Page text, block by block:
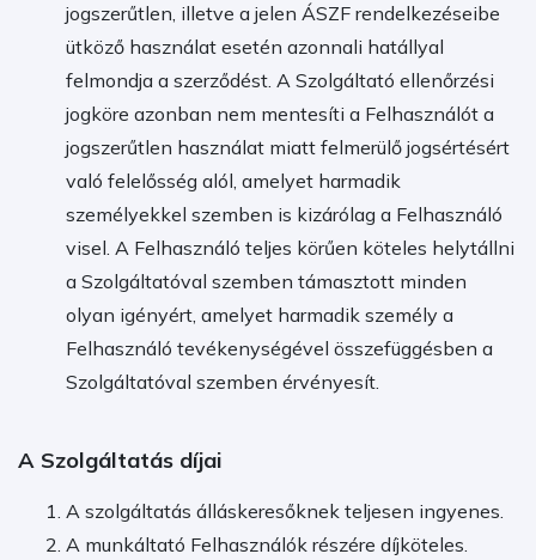
jogszerűtlen, illetve a jelen ÁSZF rendelkezéseibe
ütköző használat esetén azonnali hatállyal
felmondja a szerződést. A Szolgáltató ellenőrzési
jogköre azonban nem mentesíti a Felhasználót a
jogszerűtlen használat miatt felmerülő jogsértésért
való felelősség alól, amelyet harmadik
személyekkel szemben is kizárólag a Felhasználó
visel. A Felhasználó teljes körűen köteles helytállni
a Szolgáltatóval szemben támasztott minden
olyan igényért, amelyet harmadik személy a
Felhasználó tevékenységével összefüggésben a
Szolgáltatóval szemben érvényesít.
A Szolgáltatás díjai
A szolgáltatás álláskeresőknek teljesen ingyenes.
A munkáltató Felhasználók részére díjköteles.